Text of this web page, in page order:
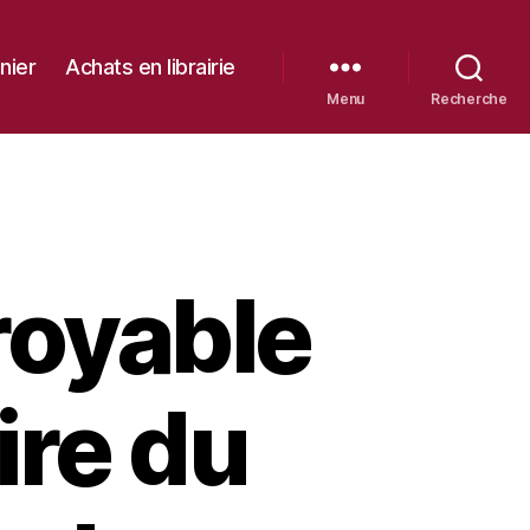
Achats en librairie
Menu Recherche
du